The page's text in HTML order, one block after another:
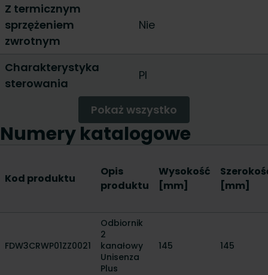
Z termicznym
sprzężeniem
zwrotnym
Nie
Charakterystyka
sterowania
PI
Pokaż wszystko
Numery katalogowe
Kod produktu
Opis
produktu
Wysokość
[mm]
[mm]
FDW3CRWP01ZZ0021
Odbiornik
2
kanałowy
Unisenza
Plus
145 145